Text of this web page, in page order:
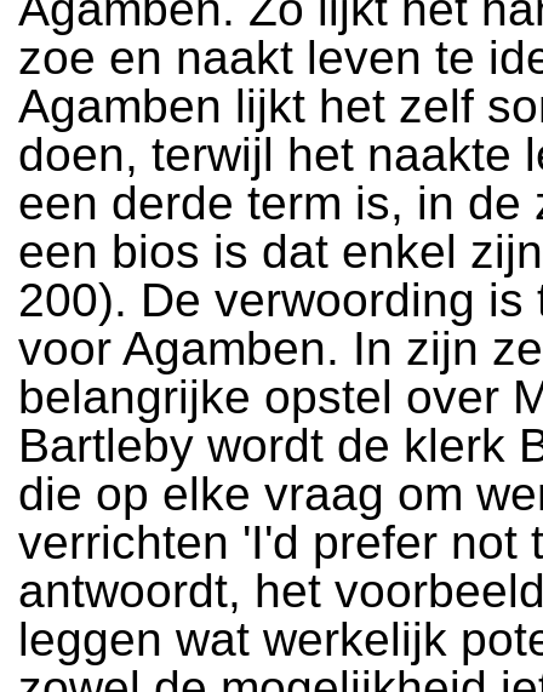
zoe en naakt leven te
Agamben lijkt het zelf
doen, terwijl het naakte
een derde term is, in de
een bios is dat enkel
200). De verwoording is
voor Agamben. In zijn
belangrijke opstel over
Bartleby wordt de klerk
die op elke vraag om
verrichten 'I'd prefer not
antwoordt, het
leggen wat werkelijk